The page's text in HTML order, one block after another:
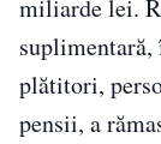
miliarde lei.
plătitori,
pensii, a